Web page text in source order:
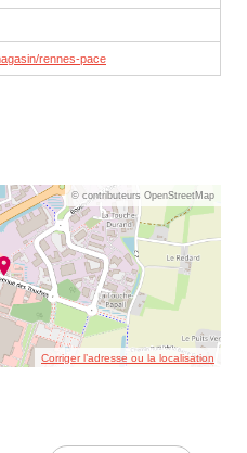
rennes-pace
© contributeurs OpenStreetMap
Corriger l’adresse ou la localisation